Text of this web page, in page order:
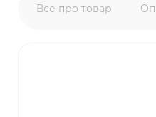
Все про товар